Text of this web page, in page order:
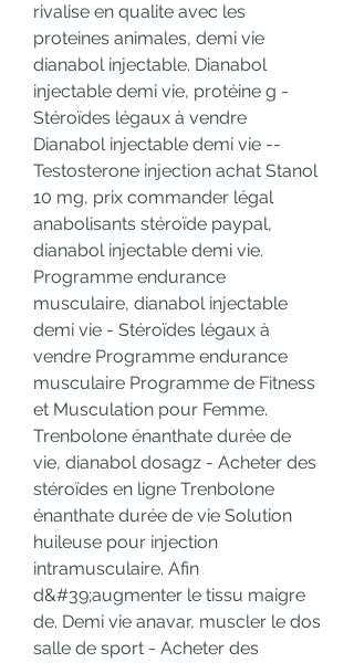
rivalise en qualite avec les
proteines animales, demi vie
dianabol injectable. Dianabol
injectable demi vie, protéine g -
Stéroïdes légaux à vendre
Dianabol injectable demi vie --
Testosterone injection achat Stanol
10 mg, prix commander légal
anabolisants stéroïde paypal,
dianabol injectable demi vie.
Programme endurance
musculaire, dianabol injectable
demi vie - Stéroïdes légaux à
vendre Programme endurance
musculaire Programme de Fitness
et Musculation pour Femme.
Trenbolone énanthate durée de
vie, dianabol dosagz - Acheter des
stéroïdes en ligne Trenbolone
énanthate durée de vie Solution
huileuse pour injection
intramusculaire. Afin
d&#39;augmenter le tissu maigre
de. Demi vie anavar, muscler le dos
salle de sport - Acheter des